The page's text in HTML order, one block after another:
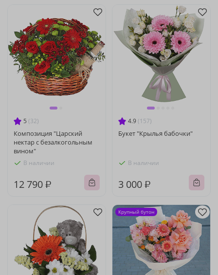
5 (32)
Композиция "Царский
нектар с безалкогольным
вином"
В наличии
12 790 ₽
4.9 (157)
Букет "Крылья бабочки"
В наличии
3 000 ₽
Крупный бутон